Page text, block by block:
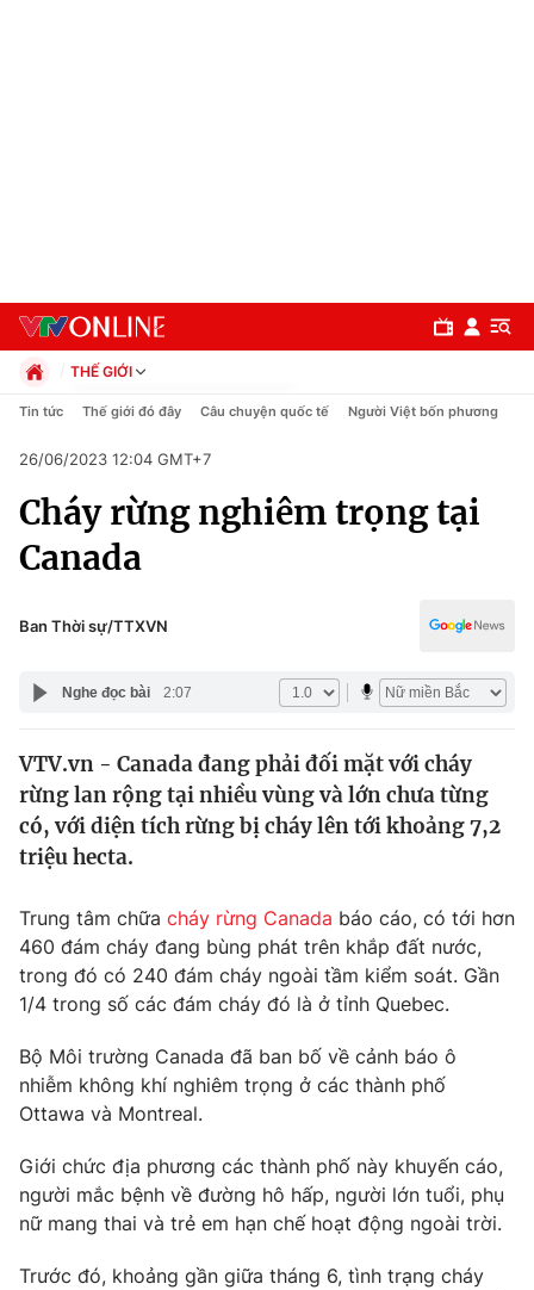
Chuyên mục
Chính trị
Pháp luật
Thế giới
Tin tức
Thế giới đó đây
Câu chuyện quốc tế
Tài chính
Thị trường
Dữ liệu và đời sống
Phim VTV
Hậu trường
Nhân vật
Khán giả
Giải sao mai
Giải trí
Âm nhạc
Đời sống
Du lịch
Giáo dục
Tuyển sinh
THẾ GIỚI
Chính trị
Pháp luật
Kinh tế
Thể thao
Truyền hình
Y tế
Công nghệ
Tin tức Thế giới đó đây Câu chuyện quốc tế Người Việt bốn phương
26/06/2023 12:04 GMT+7
Cháy rừng nghiêm trọng tại
Canada
Ban Thời sự/TTXVN
Nghe đọc bài 2:07
VTV.vn - Canada đang phải đối mặt với cháy
rừng lan rộng tại nhiều vùng và lớn chưa từng
có, với diện tích rừng bị cháy lên tới khoảng 7,2
triệu hecta.
Trung tâm chữa cháy rừng Canada báo cáo, có tới hơn
460 đám cháy đang bùng phát trên khắp đất nước,
trong đó có 240 đám cháy ngoài tầm kiểm soát. Gần
1/4 trong số các đám cháy đó là ở tỉnh Quebec.
Bộ Môi trường Canada đã ban bố về cảnh báo ô
nhiễm không khí nghiêm trọng ở các thành phố
Ottawa và Montreal.
Giới chức địa phương các thành phố này khuyến cáo,
người mắc bệnh về đường hô hấp, người lớn tuổi, phụ
nữ mang thai và trẻ em hạn chế hoạt động ngoài trời.
Trước đó, khoảng gần giữa tháng 6, tình trạng cháy